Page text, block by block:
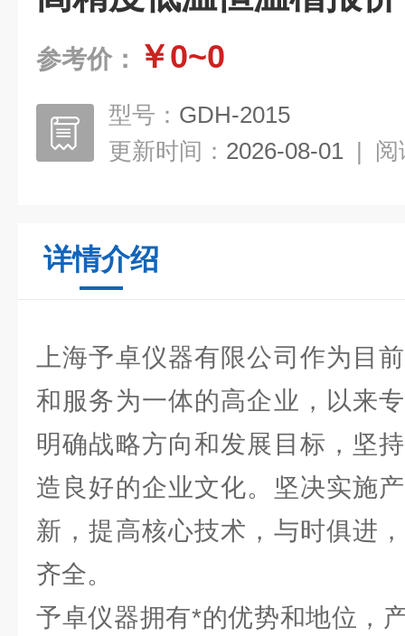
参考价： ￥0~0
型号： GDH-2015
更新时间： 2026-08-01 | 阅
详情介绍
上海予卓仪器有限公司作为目
和服务为一体的高企业，以来
明确战略方向和发展目标，坚
造良好的企业文化。坚决实施
新，提高核心技术，与时俱进
齐全。
予卓仪器拥有*的优势和地位，